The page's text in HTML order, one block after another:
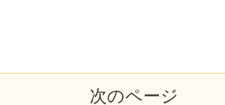
次のページ